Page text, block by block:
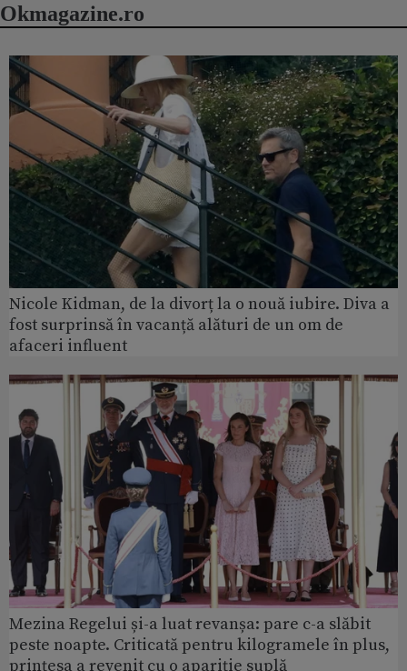
Okmagazine.ro
Nicole Kidman, de la divorț la o nouă iubire. Diva a
fost surprinsă în vacanță alături de un om de
afaceri influent
Mezina Regelui și-a luat revanșa: pare c-a slăbit
peste noapte. Criticată pentru kilogramele în plus,
prințesa a revenit cu o apariție suplă